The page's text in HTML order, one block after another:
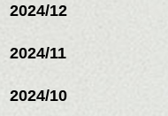
2024/12
2024/11
2024/10